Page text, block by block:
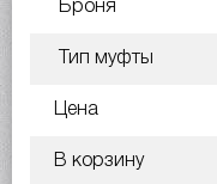
Броня
Тип муфты
Цена
В корзину